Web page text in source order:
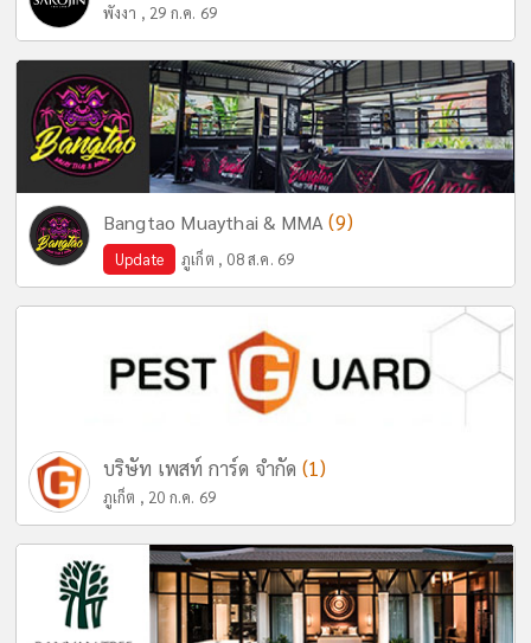
พังงา , 29 ก.ค. 69
Bangtao Muaythai & MMA(9)
Update ภูเก็ต , 08 ส.ค. 69
บริษัท เพสท์ การ์ด จำกัด (1)
ภูเก็ต , 20 ก.ค. 69